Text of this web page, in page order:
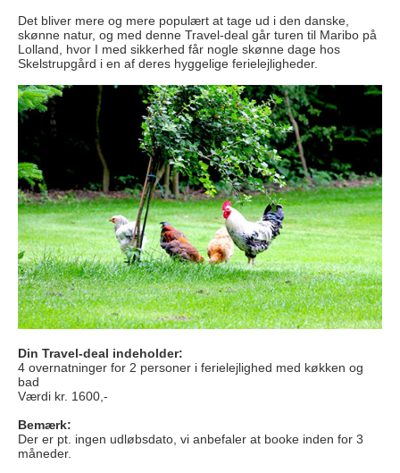
Det bliver mere og mere populært at tage ud i den danske,
skønne natur, og med denne Travel-deal går turen til Maribo på
Lolland, hvor I med sikkerhed får nogle skønne dage hos
Skelstrupgård i en af deres hyggelige ferielejligheder.
Din Travel-deal indeholder:
4 overnatninger for 2 personer i ferielejlighed med køkken og
bad
Værdi kr. 1600,-
Bemærk:
Der er pt. ingen udløbsdato, vi anbefaler at booke inden for 3
måneder.